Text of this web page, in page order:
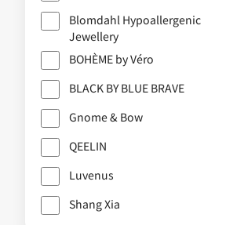
Blomdahl Hypoallergenic
Jewellery
BOHÈME by Véro
BLACK BY BLUE BRAVE
Gnome & Bow
QEELIN
Luvenus
Shang Xia